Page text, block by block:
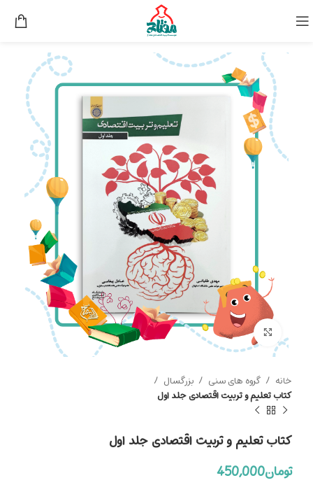
بزرگنمایی تصویر
خانه گروه های سنی
بزرگسال
کتاب تعلیم و تربیت اقتصادی جلد اول
کتاب تعلیم و تربیت اقتصادی جلد اول
تومان450,000